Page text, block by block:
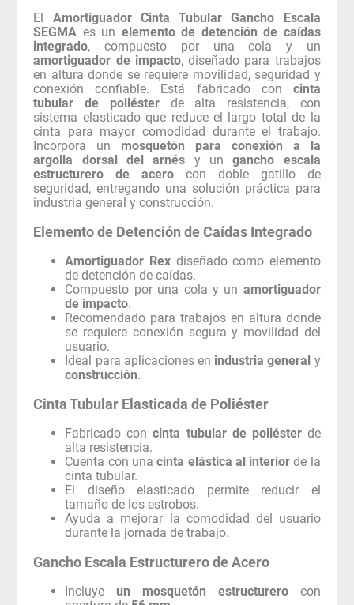
El Amortiguador Cinta Tubular Gancho Escala
SEGMA es un elemento de detención de caídas
integrado, compuesto por una cola y un
amortiguador de impacto, diseñado para trabajos
en altura donde se requiere movilidad, seguridad y
conexión confiable. Está fabricado con cinta
tubular de poliésterde alta resistencia, con
sistema elasticado que reduce el largo total de la
cinta para mayor comodidad durante el trabajo.
Incorpora un mosquetón para conexión a la
argolla dorsal del arnés y ungancho escala
estructurero de acero con doble gatillo de
seguridad, entregando una solución práctica para
industria general y construcción.
Elemento de Detención de Caídas Integrado
Amortiguador Rexdiseñado como elemento
de detención de caídas.
Compuesto por una cola y un amortiguador
de impacto.
Recomendado para trabajos en altura donde
se requiere conexión segura y movilidad del
usuario.
Ideal para aplicaciones en industria general y
construcción.
Cinta Tubular Elasticada de Poliéster
Fabricado concinta tubular de poliésterde
alta resistencia.
Cuenta con unacinta elástica al interior de la
cinta tubular.
El diseño elasticado permite reducir el
tamaño de los estrobos.
Ayuda a mejorar la comodidad del usuario
durante la jornada de trabajo.
Gancho Escala Estructurero de Acero
Incluyeun mosquetón estructurerocon